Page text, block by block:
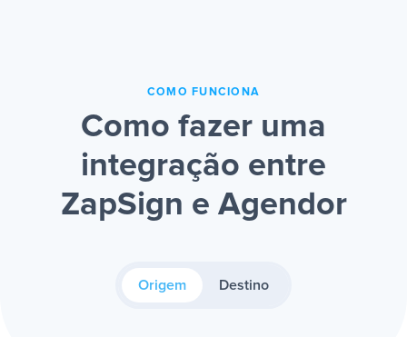
COMO FUNCIONA
Como fazer uma
integração entre
ZapSign e Agendor
Origem Destino